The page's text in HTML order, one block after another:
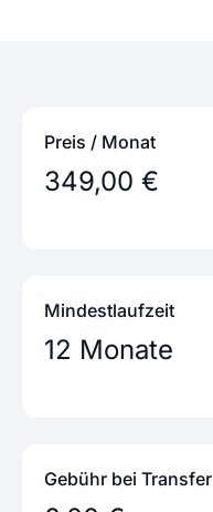
Preis / Monat
349,00 €
Mindestlaufzeit
12 Monate
Gebühr bei Transfer